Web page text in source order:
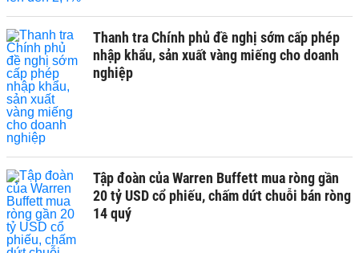
Thanh tra Chính phủ đề nghị sớm cấp phép
nhập khẩu, sản xuất vàng miếng cho doanh
nghiệp
Tập đoàn của Warren Buffett mua ròng gần
20 tỷ USD cổ phiếu, chấm dứt chuỗi bán ròng
14 quý